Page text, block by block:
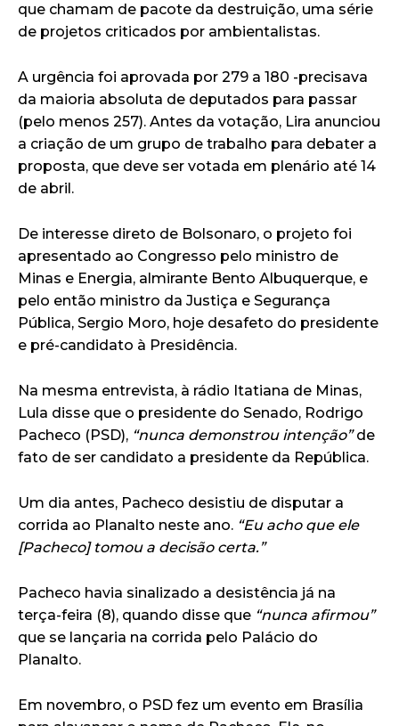
que chamam de pacote da destruição, uma série
de projetos criticados por ambientalistas.
A urgência foi aprovada por 279 a 180 -precisava
da maioria absoluta de deputados para passar
(pelo menos 257). Antes da votação, Lira anunciou
a criação de um grupo de trabalho para debater a
proposta, que deve ser votada em plenário até 14
de abril.
De interesse direto de Bolsonaro, o projeto foi
apresentado ao Congresso pelo ministro de
Minas e Energia, almirante Bento Albuquerque, e
pelo então ministro da Justiça e Segurança
Pública, Sergio Moro, hoje desafeto do presidente
e pré-candidato à Presidência.
Na mesma entrevista, à rádio Itatiana de Minas,
Lula disse que o presidente do Senado, Rodrigo
Pacheco (PSD), “nunca demonstrou intenção”de
fato de ser candidato a presidente da República.
Um dia antes, Pacheco desistiu de disputar a
corrida ao Planalto neste ano. “Eu acho que ele
[Pacheco] tomou a decisão certa.”
Pacheco havia sinalizado a desistência já na
terça-feira (8), quando disse que “nunca afirmou”
que se lançaria na corrida pelo Palácio do
Planalto.
Em novembro, o PSD fez um evento em Brasília